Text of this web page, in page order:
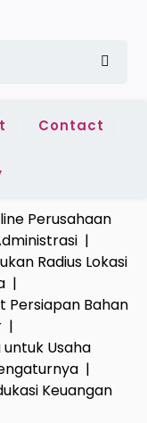
Contact
Perusahaan
|
Radius Lokasi
|
Bahan
|
Usaha
|
Keuangan